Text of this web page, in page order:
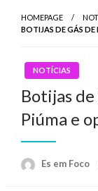
HOMEPAGE
BOTIJAS DE GÁS
NOTÍCIAS
Botijas
Piúma e
Es em Foco